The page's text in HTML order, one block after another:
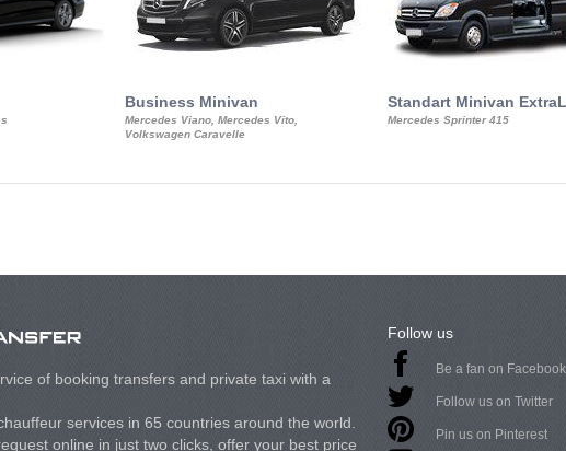
Business Minivan
Mercedes Viano, Mercedes Vito,
Volkswagen Caravelle
Standart Minivan
Mercedes Sprinter 415
of booking transfers and private taxi with a
services in 65 countries around the world.
online in just two clicks, offer your best price
Follow us
Be a fan on Facebook
Follow us on Twitter
Pin us on Pinterest